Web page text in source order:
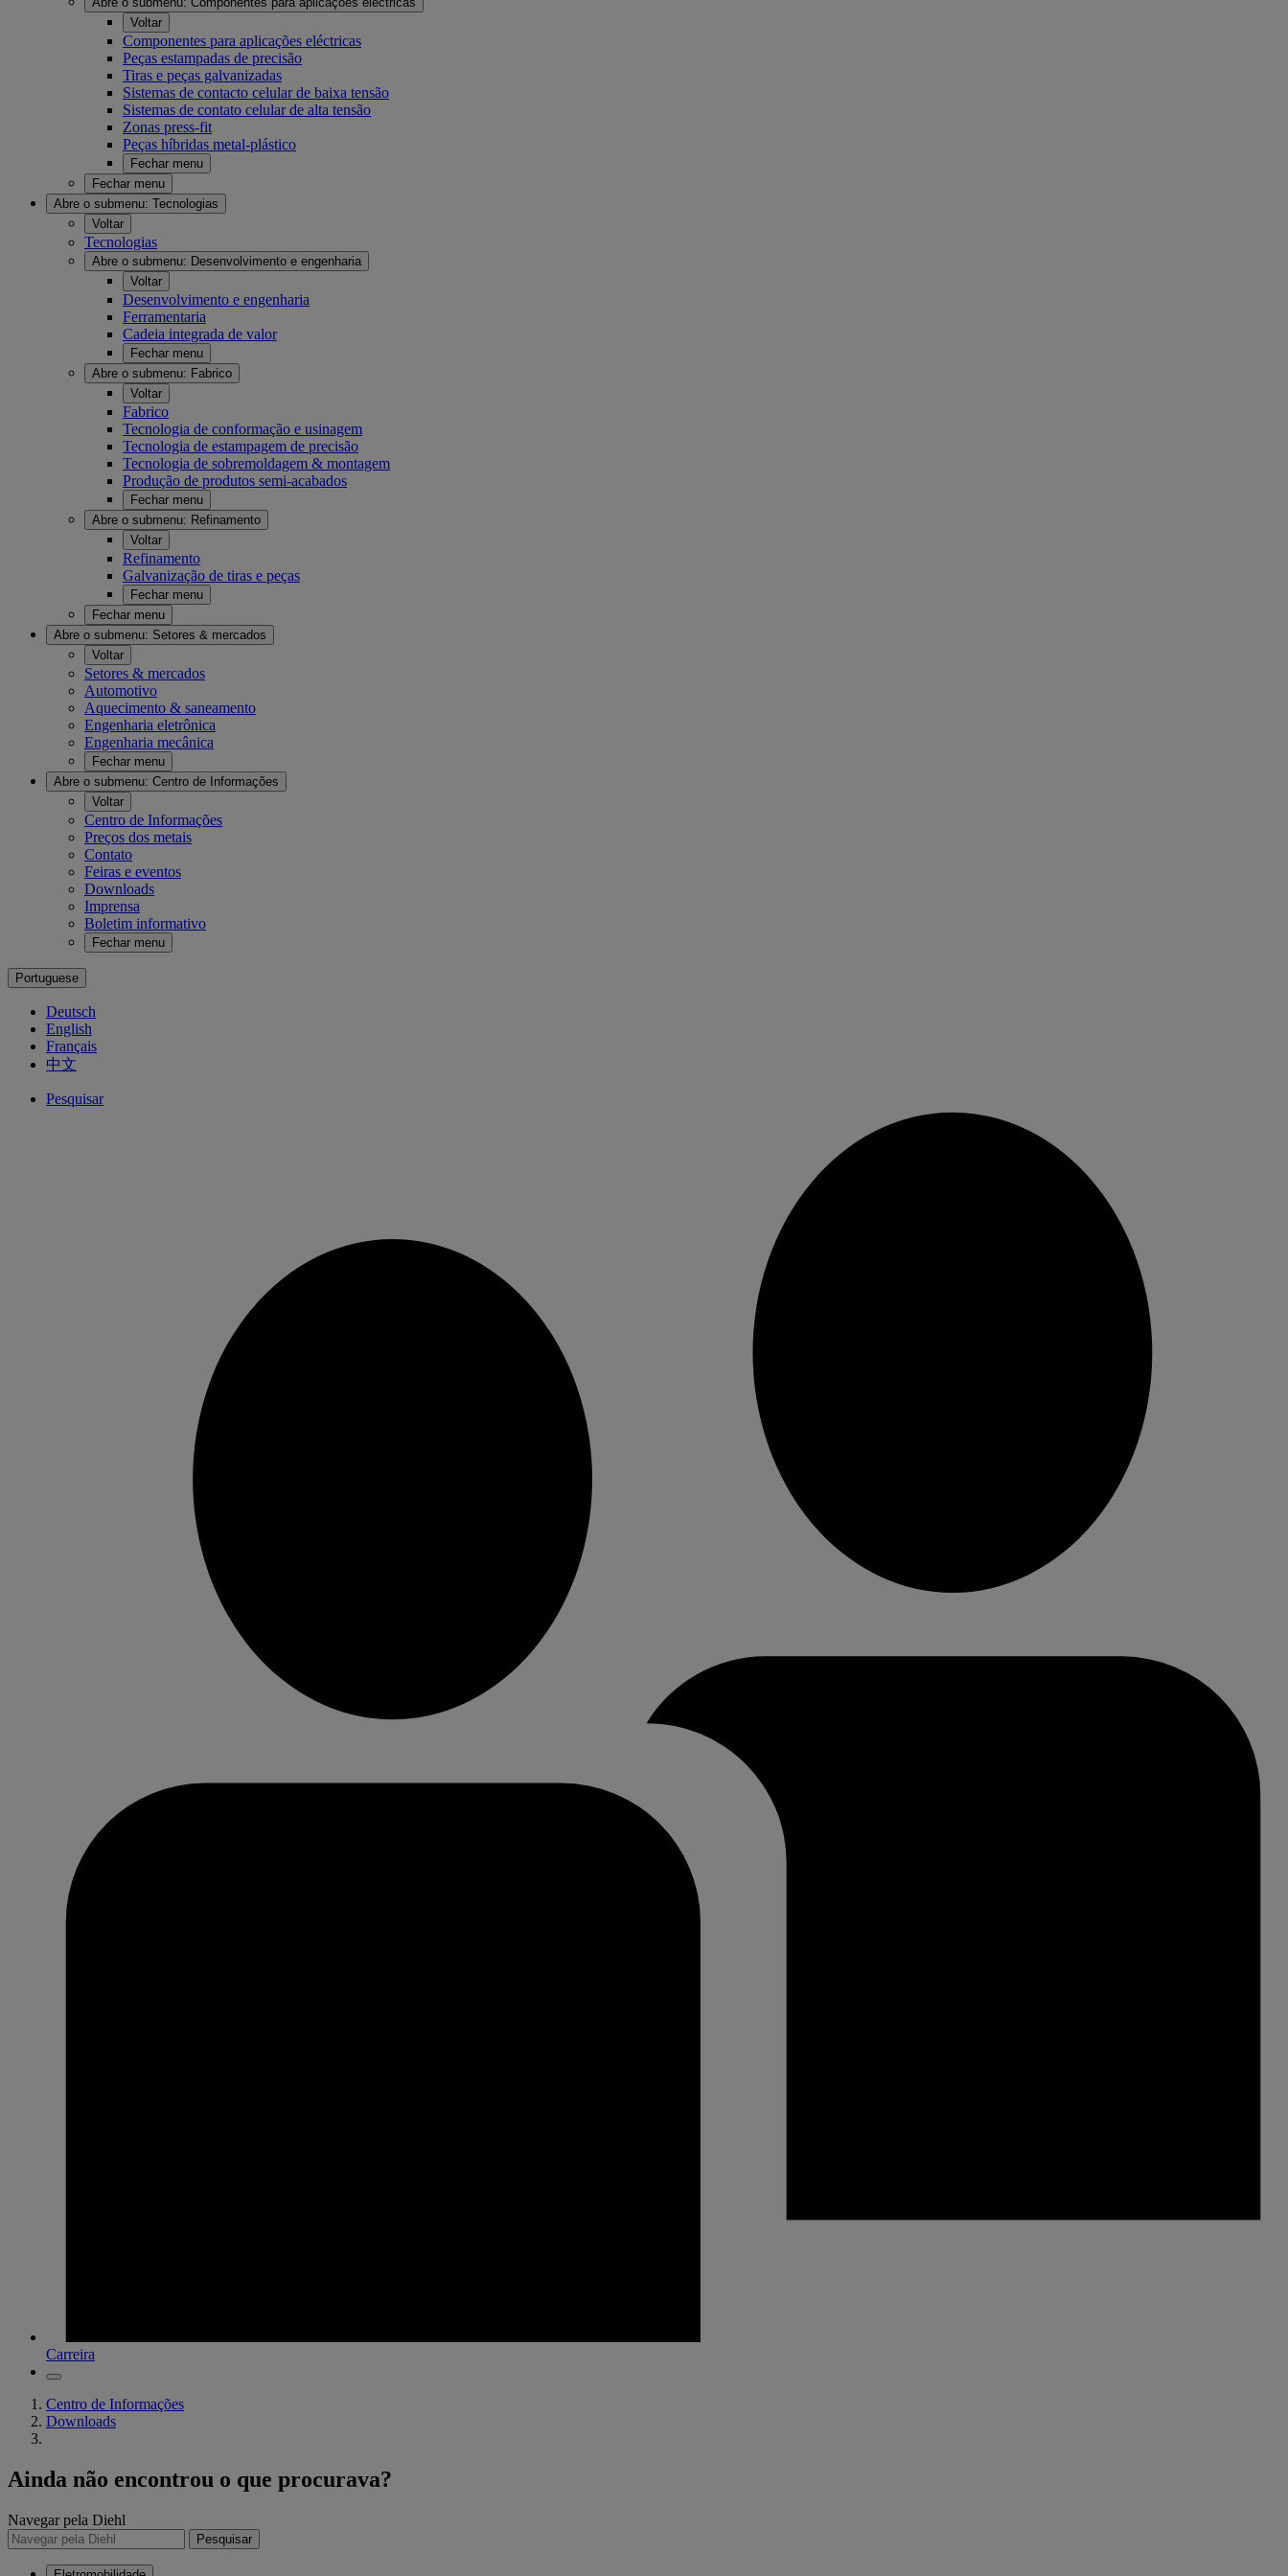
Voltar
Componentes para aplicações eléctricas
Peças estampadas de precisão
Tiras e peças galvanizadas
Sistemas de contacto celular de baixa tensão
Sistemas de contato celular de alta tensão
Zonas press-fit
Peças híbridas metal-plástico
Fechar menu
Fechar menu
Abre o submenu: Tecnologias
Voltar
Tecnologias
Abre o submenu: Desenvolvimento e engenharia
Voltar
Desenvolvimento e engenharia
Ferramentaria
Cadeia integrada de valor
Fechar menu
Abre o submenu: Fabrico
Voltar
Fabrico
Tecnologia de conformação e usinagem
Tecnologia de estampagem de precisão
Tecnologia de sobremoldagem & montagem
Produção de produtos semi-acabados
Fechar menu
Abre o submenu: Refinamento
Voltar
Refinamento
Galvanização de tiras e peças
Fechar menu
Fechar menu
Abre o submenu: Setores & mercados
Voltar
Setores & mercados
Automotivo
Aquecimento & saneamento
Engenharia eletrônica
Engenharia mecânica
Fechar menu
Abre o submenu: Centro de Informações
Voltar
Centro de Informações
Preços dos metais
Contato
Feiras e eventos
Downloads
Imprensa
Boletim informativo
Fechar menu
Portuguese
Deutsch
English
Français
中文
Pesquisar
Carreira
Centro de Informações
Downloads
Ainda não encontrou o que procurava?
Navegar pela Diehl
Pesquisar